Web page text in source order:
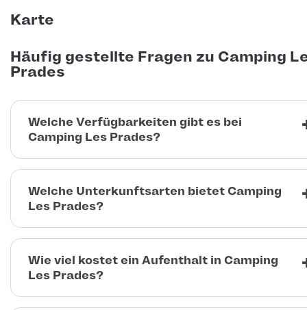
Karte
Häufig gestellte Fragen zu Camping
Prades
Welche Verfügbarkeiten gibt es bei
Camping Les Prades?
Welche Unterkunftsarten bietet Camping
Les Prades?
Wie viel kostet ein Aufenthalt in Camping
Les Prades?